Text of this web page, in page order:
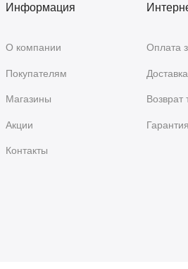
Информация
О компании
Покупателям
Магазины
Акции
Контакты
Оплата
Возврат